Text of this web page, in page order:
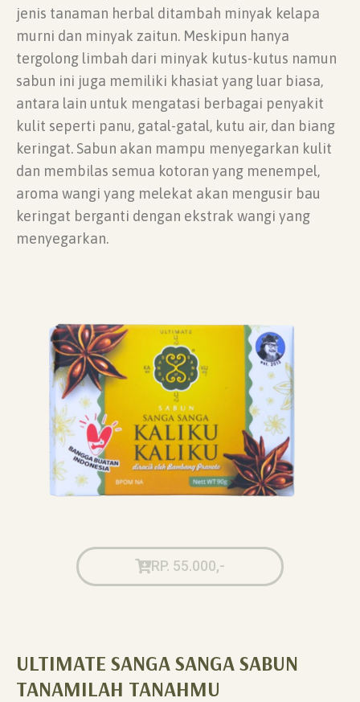
jenis tanaman herbal ditambah minyak kelapa
murni dan minyak zaitun. Meskipun hanya
tergolong limbah dari minyak kutus-kutus namun
sabun ini juga memiliki khasiat yang luar biasa,
antara lain untuk mengatasi berbagai penyakit
kulit seperti panu, gatal-gatal, kutu air, dan biang
keringat. Sabun akan mampu menyegarkan kulit
dan membilas semua kotoran yang menempel,
aroma wangi yang melekat akan mengusir bau
keringat berganti dengan ekstrak wangi yang
menyegarkan.
RP. 55.000,-
ULTIMATE SANGA SANGA SABUN
TANAMILAH TANAHMU